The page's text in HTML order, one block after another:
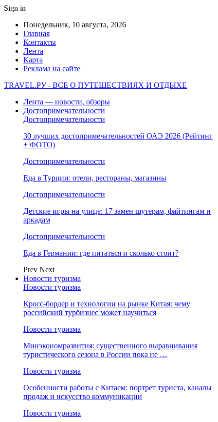
Sign in
Понедельник, 10 августа, 2026
Главная
Контакты
Лента
Карта
Реклама на сайте
TRAVEL.РУ - ВСЕ О ПУТЕШЕСТВИЯХ И ОТДЫХЕ
Лента — новости, обзоры
Достопримечательности
Достопримечательности
30 лучших достопримечательностей ОАЭ 2026 (Рейтинг
+ ФОТО)
Достопримечательности
Еда в Турции: отели, рестораны, магазины
Достопримечательности
Детские игры на улице: 17 замен шутерам, файтингам и
аркадам
Достопримечательности
Еда в Германии: где питаться и сколько стоит?
Prev Next
Новости туризма
Новости туризма
Кросс-бордер и технологии на рынке Китая: чему
российский турбизнес может научиться
Новости туризма
Минэкономразвития: существенного выравнивания
туристического сезона в России пока не …
Новости туризма
Особенности работы с Китаем: портрет туриста, каналы
продаж и искусство коммуникации
Новости туризма